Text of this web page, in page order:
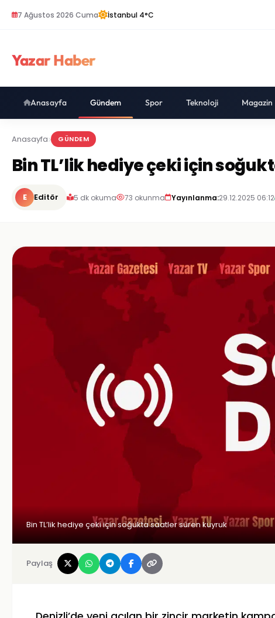
7 Ağustos 2026 Cuma İstanbul 4°C
Yazar Haber
Anasayfa Gündem Spor Teknoloji Magazin
Anasayfa GÜNDEM
Bin TL’lik hediye çeki için
E Editör 5 dk okuma 73 okunma Yayınlanma:29.12.2025 06:12
Bin TL’lik hediye çeki için soğukta saatler süren kuyruk
Paylaş